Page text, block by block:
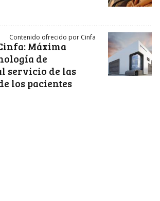
Contenido ofrecido por Cinfa
Máxima
de
servicio de las
los pacientes